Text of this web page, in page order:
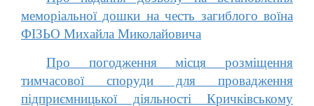
меморіальної дошки на честь загиблого воїна
ФІЗЬО Михайла Миколайовича
Про погодження місця розміщення
тимчасової споруди для провадження
підприємницької діяльності Кричківському